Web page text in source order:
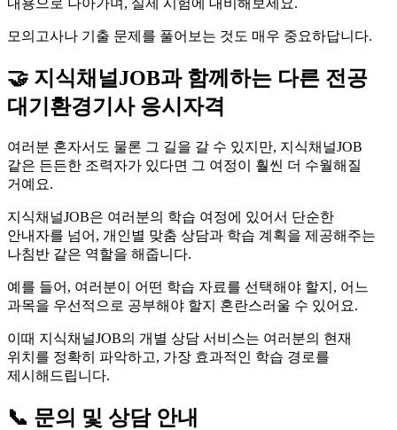
내용으로 나아가며, 실제 시험에 대비해보세요.
모의고사나 기출 문제를 풀어보는 것도 매우 중요하답니다.
🤝 지식채널JOB과 함께하는 다른 전공
대기환경기사 응시자격
여러분 혼자서도 물론 그 길을 갈 수 있지만, 지식채널JOB
같은 든든한 조력자가 있다면 그 여정이 훨씬 더 수월해질
거예요.
지식채널JOB은 여러분의 학습 여정에 있어서 단순한
안내자를 넘어, 개인별 맞춤 상담과 학습 계획을 제공해주는
나침반 같은 역할을 해줍니다.
예를 들어, 여러분이 어떤 학습 자료를 선택해야 할지, 어느
과목을 우선적으로 공부해야 할지 혼란스러울 수 있어요.
이때 지식채널JOB의 개별 상담 서비스는 여러분의 현재
위치를 정확히 파악하고, 가장 효과적인 학습 경로를
제시해드립니다.
📞 문의 및 상담 안내